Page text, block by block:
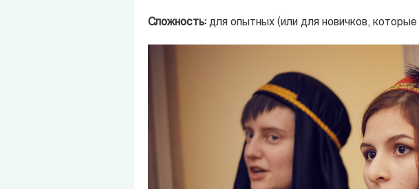
Сложность:для опытных (или для новичков, которые